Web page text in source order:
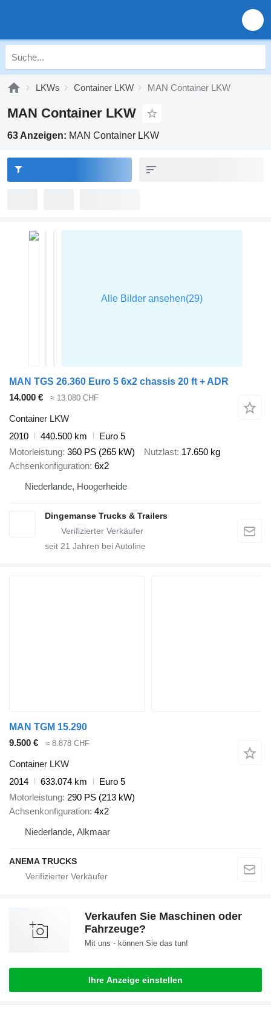
LKWs Container LKW MAN Container LKW
MAN Container LKW
63 Anzeigen: MAN Container LKW
MAN TGS 26.360 Euro 5 6x2 chassis 20 ft + ADR
14.000 €
≈ 13.080 CHF
Container LKW
2010
440.500 km
Euro 5
Motorleistung 360 PS (265 kW) Nutzlast 17.650 kg
Achsenkonfiguration 6x2
Niederlande, Hoogerheide
Dingemanse Trucks & Trailers
seit 21 Jahren bei Autoline
MAN TGM 15.290
9.500 €
≈ 8.878 CHF
Container LKW
2014
633.074 km
Euro 5
Motorleistung 290 PS (213 kW)
Achsenkonfiguration 4x2
Niederlande, Alkmaar
ANEMA TRUCKS
Verkaufen Sie Maschinen oder
Fahrzeuge?
Mit uns - können Sie das tun!
Ihre Anzeige einstellen